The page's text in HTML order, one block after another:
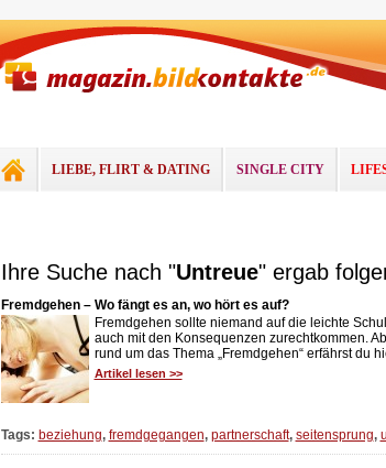
LIEBE, FLIRT & DATING SINGLE CITY
Ihre Suche nach "Untreue" ergab
Fremdgehen – Wo fängt es an, wo hört es auf?
Fremdgehen sollte niemand auf die leichte
auch mit den Konsequenzen zurechtkommen.
rund um das Thema „Fremdgehen“ erfährst du
Artikel lesen >>
Tags: beziehung, fremdgegangen, partnerschaft, seitensprung,